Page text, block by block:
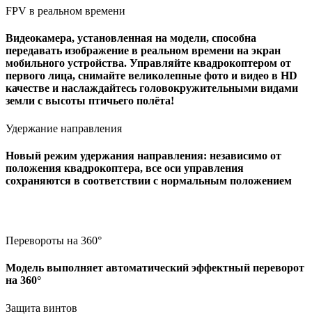
FPV в реальном времени
Видеокамера, установленная на модели, способна
передавать изображение в реальном времени на экран
мобильного устройства. Управляйте квадрокоптером от
первого лица, снимайте великолепные фото и видео в HD
качестве и наслаждайтесь головокружительными видами
земли с высоты птичьего полёта!
Удержание направления
Новый режим удержания направления: независимо от
положения квадрокоптера, все оси управления
сохраняются в соответствии с нормальным положением
Перевороты на 360°
Модель выполняет автоматический эффектный переворот
на 360°
Защита винтов